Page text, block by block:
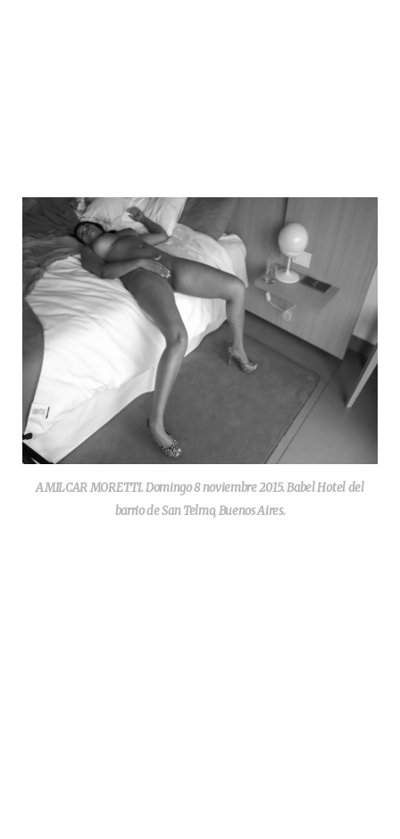
AMILCAR MORETTI. Domingo 8 noviembre 2015. Babel Hotel del
barrio de San Telmo, Buenos Aires.